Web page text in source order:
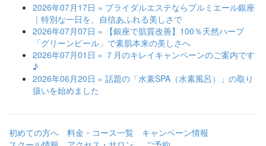
2026年07月17日 » ブライダルエステならプルミエール銀座
｜特別な一日を、自信あふれる美しさで
2026年07月07日 » 【銀座で肌質改善】100％天然ハーブ
「グリーンピール」で素肌本来の美しさへ
2026年07月01日 » ７月のキレイキャンペーンのご案内です
♪
2026年06月20日 » 話題の「水素SPA（水素風呂）」の取り
扱いを始めました
初めての方へ 料金・コース一覧
キャンペーン情報